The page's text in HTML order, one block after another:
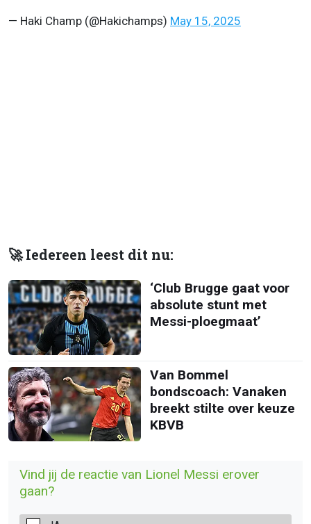
— Haki Champ (@Hakichamps) May 15, 2025
🚀 Iedereen leest dit nu:
‘Club Brugge gaat voor
absolute stunt met
Messi-ploegmaat’
Van Bommel
bondscoach: Vanaken
breekt stilte over keuze
KBVB
Vind jij de reactie van Lionel Messi erover
gaan?